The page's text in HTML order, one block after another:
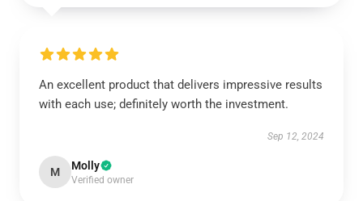
An excellent product that delivers impressive results
with each use; definitely worth the investment.
Sep 12, 2024
M Molly
Verified owner